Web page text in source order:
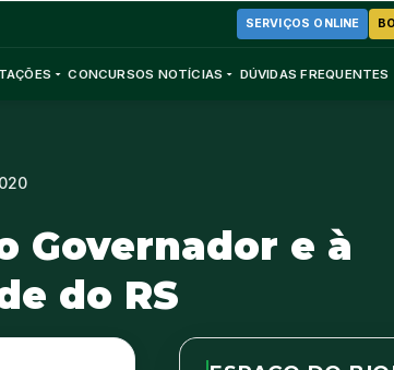
SERVIÇOS ONLINE
CONCURSOS NOTÍCIAS DÚVIDAS FREQUENTES
Governador e à
do RS